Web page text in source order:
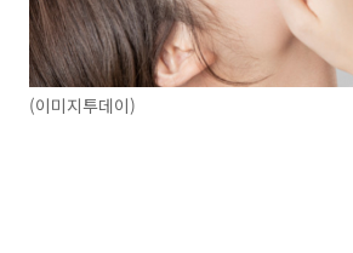
(이미지투데이)